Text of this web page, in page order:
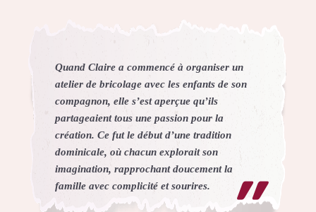
Quand Claire a commencé à organiser un
atelier de bricolage avec les enfants de son
compagnon, elle s’est aperçue qu’ils
partageaient tous une passion pour la
création. Ce fut le début d’une tradition
dominicale, où chacun explorait son
imagination, rapprochant doucement la
famille avec complicité et sourires.